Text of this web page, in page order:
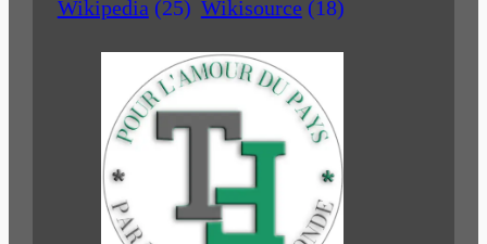
Wikipedia (25) Wikisource (18)